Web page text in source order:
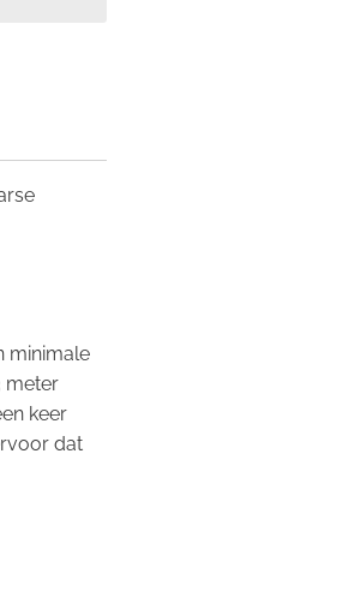
minimale
meter
keer
dat